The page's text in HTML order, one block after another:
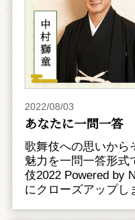
2022/08/03
あなたに一問一答
歌舞伎への思いから
魅力を一問一答形式
伎2022 Powered by
にクローズアップし